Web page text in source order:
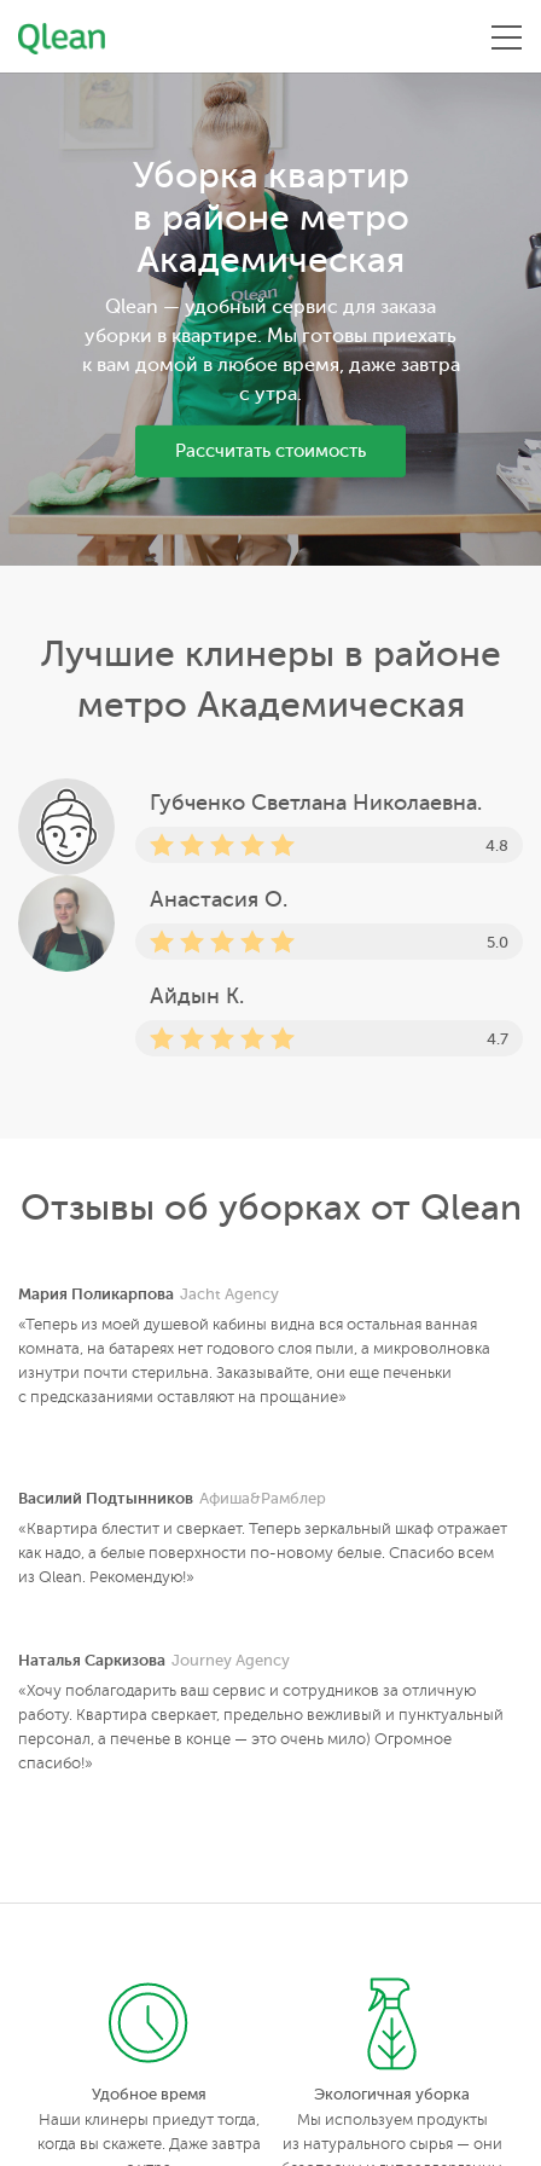
Меню
Уборка квартир
в районе метро
Академическая
Qlean — удобный сервис для заказа
уборки в квартире. Мы готовы приехать
к вам домой в любое время, даже завтра
с утра.
Рассчитать стоимость
Лучшие клинеры в районе
метро Академическая
Губченко Светлана Николаевна.
4.8
Анастасия О.
5.0
Айдын К.
4.7
Отзывы об уборках от Qlean
Мария Поликарпова Jacht Agency
«Теперь из моей душевой кабины видна вся остальная ванная
комната, на батареях нет годового слоя пыли, а микроволновка
изнутри почти стерильна. Заказывайте, они еще печеньки
с предсказаниями оставляют на прощание»
Василий Подтынников Афиша&Рамблер
«Квартира блестит и сверкает. Теперь зеркальный шкаф отражает
как надо, а белые поверхности по-новому белые. Спасибо всем
из Qlean. Рекомендую!»
Наталья Саркизова Journey Agency
«Хочу поблагодарить ваш сервис и сотрудников за отличную
работу. Квартира сверкает, предельно вежливый и пунктуальный
персонал, а печенье в конце — это очень мило) Огромное
спасибо!»
Удобное время
Наши клинеры приедут тогда,
когда вы скажете. Даже завтра
Экологичная уборка
Мы используем продукты
из натурального сырья — они